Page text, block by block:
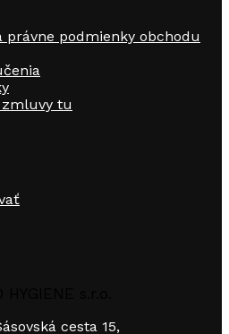
právne podmienky obchodu
tu
cesta 15,